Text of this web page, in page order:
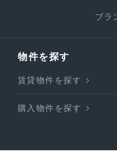
ブラ
物件を探す
賃貸物件を探す
購入物件を探す